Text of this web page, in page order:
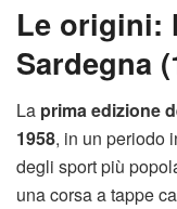
Le origini:
Sardegna
La prima edizione
1958, in un periodo
degli sport più
una corsa a tappe